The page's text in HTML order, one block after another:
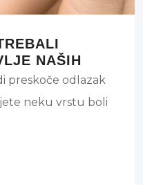
NAŠIH
preskoče odlazak
neku vrstu boli
pogorša samo do
Evo nekoliko